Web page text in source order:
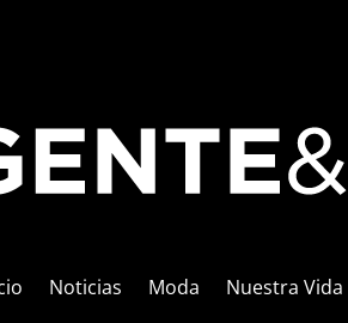
Noticias Moda Nuestra Vida